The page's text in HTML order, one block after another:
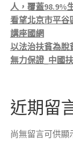
人，覆蓋98.9%
看望北京市平谷
講座國網
以法治扶貧為脫
無力保證_中國
近期留
尚無留言可供顯